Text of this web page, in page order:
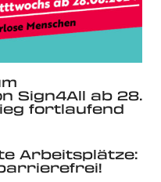
Sign4All ab 28.
fortlaufend
Arbeitsplätze: